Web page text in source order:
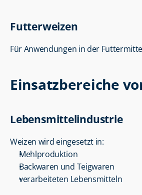
Futterweizen
Für Anwendungen in der
Einsatzbereiche
Lebensmittelindustrie
Weizen wird eingesetzt in:
Mehlproduktion
Backwaren und Teigwaren
verarbeiteten Lebensmitteln